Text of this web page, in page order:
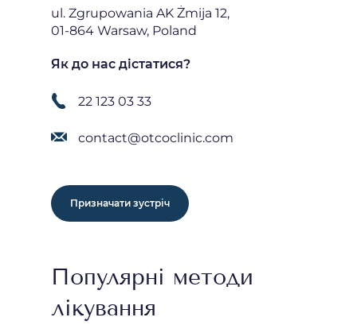
ul. Zgrupowania AK Żmija 12,
01-864 Warsaw, Poland
Як до нас дістатися?
22 123 03 33
contact@otcoclinic.com
Призначати зустріч
Популярні методи
лікування